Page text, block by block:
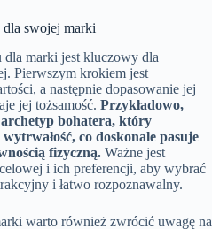
swojej marki
marki jest kluczowy dla
Pierwszym krokiem jest
a następnie dopasowanie jej
jej tożsamość. Przykładowo,
bohatera, który
co doskonale pasuje
fizyczną. Ważne jest
i ich preferencji, aby wybrać
i łatwo rozpoznawalny.
warto również zwrócić uwagę na